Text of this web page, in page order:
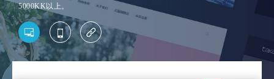
5000KK以上。